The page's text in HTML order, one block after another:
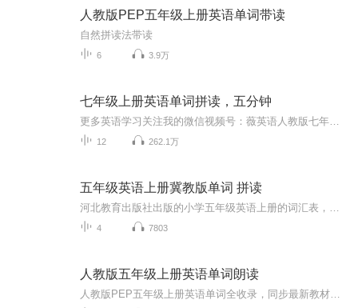
人教版PEP五年级上册英语单词带读
自然拼读法带读
6 3.9万
七年级上册英语单词拼读，五分钟
12 262.1万
五年级英语上册冀教版单词 拼读
4 7803
人教版五年级上册英语单词朗读